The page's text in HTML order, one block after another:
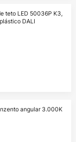
teto LED 50036P K3,
DALI
angular 3.000K